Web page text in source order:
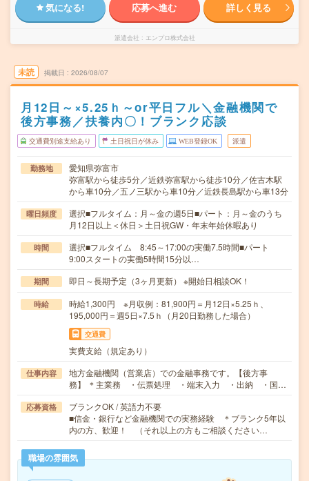
気になる! 応募へ進む 詳しく見る
派遣会社 エンプロ株式会社
未読 掲載日 2026/08/07
月12日～×5.25ｈ～or平日フル＼金融機関で
後方事務／扶養内〇！ブランク応談
交通費別途支給あり 土日祝日が休み WEB登録OK 派遣
勤務地
愛知県弥富市
弥富駅から徒歩5分／近鉄弥富駅から徒歩10分／佐古木駅
から車10分／五ノ三駅から車10分／近鉄長島駅から車13分
曜日頻度
選択■フルタイム：月～金の週5日■パート：月～金のうち
月12日以上＜休日＞土日祝GW・年末年始休暇あり
時間
選択■フルタイム 8:45～17:00の実働7.5時間■パート
9:00スタートの実働5時間15分以…
期間 即日～長期予定（3ヶ月更新） ※開始日相談OK！
時給
時給1,300円 ※月収例：81,900円＝月12日×5.25ｈ、
195,000円＝週5日×7.5ｈ（月20日勤務した場合）
交通費
実費支給（規定あり）
仕事内容
地方金融機関（営業店）での金融事務です。【後方事
務】 ＊主業務 ・伝票処理 ・端末入力 ・出納 ・国…
応募資格
ブランクOK / 英語力不要
■信金・銀行など金融機関での実務経験 ＊ブランク5年以
内の方、歓迎！ （それ以上の方もご相談ください…
職場の雰囲気